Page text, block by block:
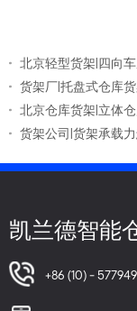
北京轻型货架|四向
货架厂|托盘式仓库
北京仓库货架|立体
货架公司|货架承载
凯兰德智能
+86 (10) -